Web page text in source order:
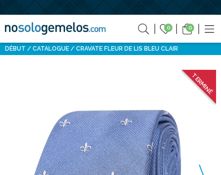
0 0
DÉBUT CATALOGUE CRAVATE FLEUR DE LIS BLEU CLAIR
TERMINÉ